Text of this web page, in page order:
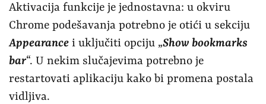
Aktivacija funkcije je jednostavna: u okviru
Chrome podešavanja potrebno je otići u sekciju
Appearance i uključiti opciju „Show bookmarks
bar“. U nekim slučajevima potrebno je
restartovati aplikaciju kako bi promena postala
vidljiva.